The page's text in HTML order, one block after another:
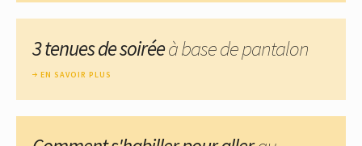
3 tenues de soiréeà base de pantalon
EN SAVOIR PLUS